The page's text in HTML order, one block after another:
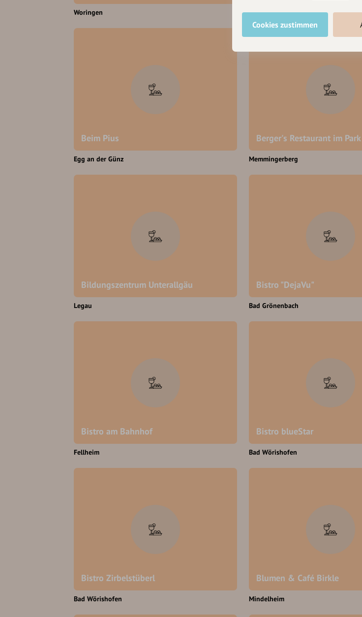
Woringen Bad Wörishofen
Beim Pius
Egg an der Günz
Berger's Restaurant im Park
Memmingerberg
Bildungszentrum Unterallgäu
Legau
Bistro "DejaVu"
Bad Grönenbach
Bistro am Bahnhof
Fellheim
Bistro blueStar
Bad Wörishofen
Bistro Zirbelstüberl
Bad Wörishofen
Blumen & Café Birkle
Mindelheim
Cookies zustimmen